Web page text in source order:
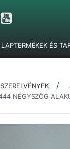
LAPTERMÉKEK ÉS
SZOBAI
SZERELVÉNYEK
NÉGYSZÖG